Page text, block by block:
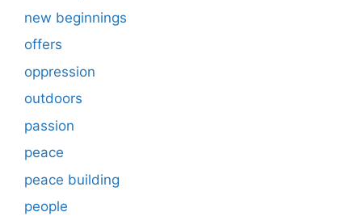
new beginnings
offers
oppression
outdoors
passion
peace
peace building
people